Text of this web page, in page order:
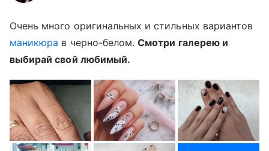
Очень много оригинальных и стильных вариантов
маникюра в черно-белом.Смотри галерею и
выбирай свой любимый.